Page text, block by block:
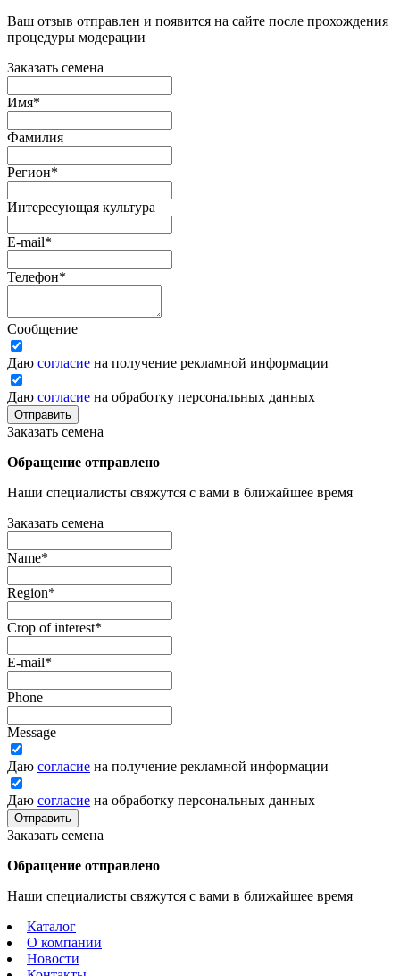
Ваш отзыв отправлен и появится на сайте после прохождения
процедуры модерации
Заказать семена
Имя*
Фамилия
Регион*
Интересующая культура
E-mail*
Телефон*
Сообщение
Даю согласие на получение рекламной информации
Даю согласие на обработку персональных данных
Отправить
Заказать семена
Обращение отправлено
Наши специалисты свяжутся с вами в ближайшее время
Заказать семена
Name*
Region*
Crop of interest*
E-mail*
Phone
Message
Даю согласие на получение рекламной информации
Даю согласие на обработку персональных данных
Отправить
Заказать семена
Обращение отправлено
Наши специалисты свяжутся с вами в ближайшее время
Каталог
О компании
Новости